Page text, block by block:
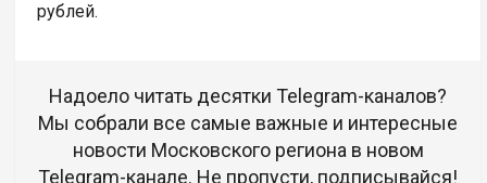
рублей.
Надоело читать десятки Telegram-каналов?
Мы собрали все самые важные и интересные
новости Московского региона в новом
Telegram-канале. Не пропусти, подписывайся!